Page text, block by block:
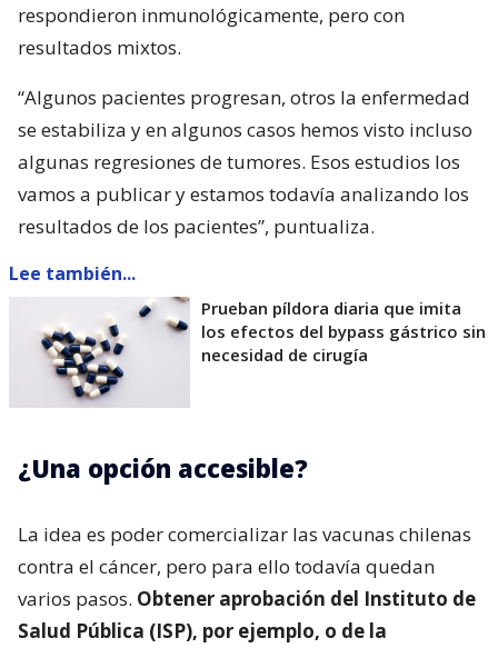
respondieron inmunológicamente, pero con
resultados mixtos.
“Algunos pacientes progresan, otros la enfermedad
se estabiliza y en algunos casos hemos visto incluso
algunas regresiones de tumores. Esos estudios los
vamos a publicar y estamos todavía analizando los
resultados de los pacientes”, puntualiza.
Lee también...
Prueban píldora diaria que imita
los efectos del bypass gástrico sin
necesidad de cirugía
¿Una opción accesible?
La idea es poder comercializar las vacunas chilenas
contra el cáncer, pero para ello todavía quedan
varios pasos. Obtener aprobación del Instituto de
Salud Pública (ISP), por ejemplo, o de la